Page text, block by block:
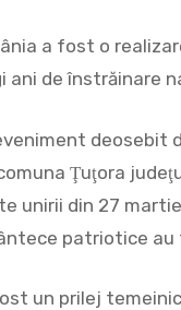
a fost o
ani de înstrăinare
deosebit
Ţuţora
unirii din 27
patriotice
un prilej